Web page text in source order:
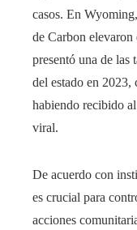
casos. En
de Carbon elevaron
presentó una de las
del estado en 2023,
habiendo recibido
viral.
De acuerdo con
es crucial para
acciones